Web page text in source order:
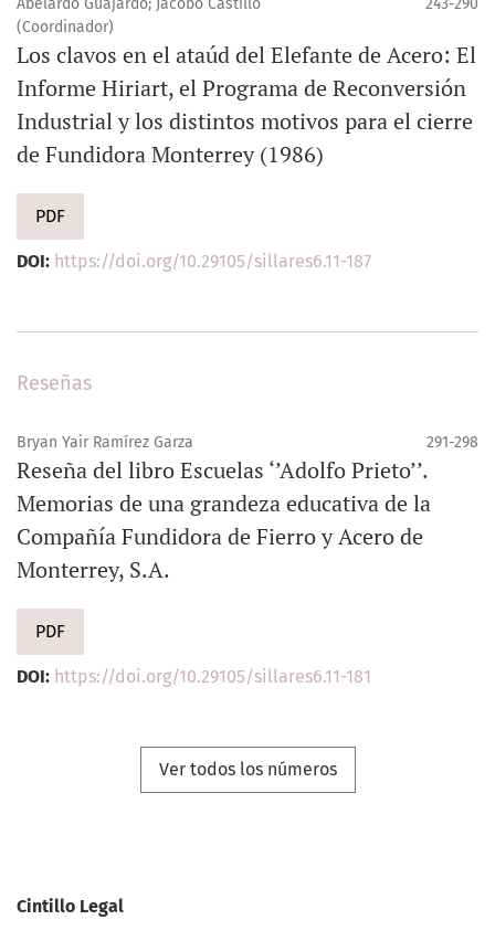
(Coordinador)
Los clavos en el ataúd del Elefante de Acero: El
Informe Hiriart, el Programa de Reconversión
Industrial y los distintos motivos para el cierre
de Fundidora Monterrey (1986)
PDF
DOI: https://doi.org/10.29105/sillares6.11-187
Reseñas
Bryan Yair Ramírez Garza 291-298
Reseña del libro Escuelas ‘’Adolfo Prieto’’.
Memorias de una grandeza educativa de la
Compañía Fundidora de Fierro y Acero de
Monterrey, S.A.
PDF
DOI: https://doi.org/10.29105/sillares6.11-181
Ver todos los números
Cintillo Legal